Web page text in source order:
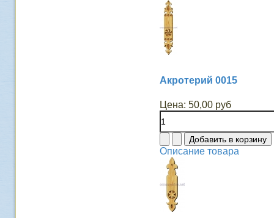
Акротерий 0015
Цена: 50,00 руб
Описание товара